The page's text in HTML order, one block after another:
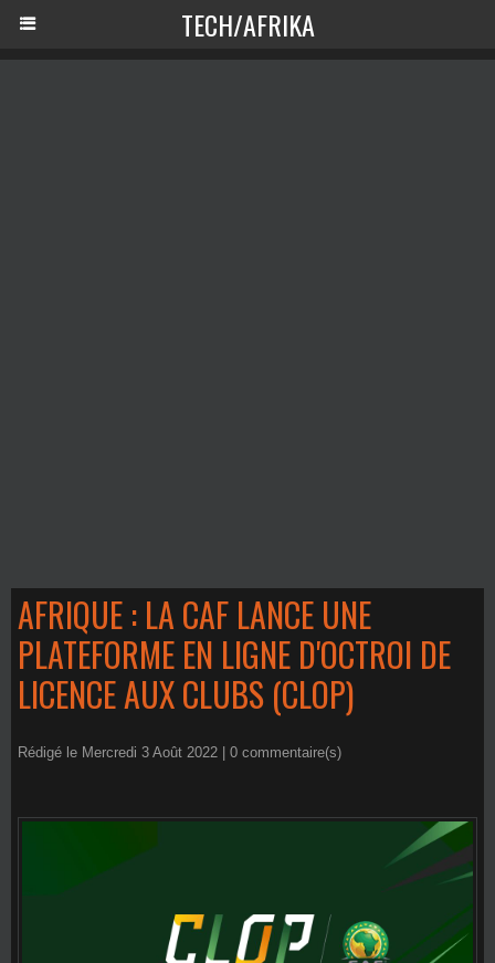
TECH/AFRIKA
AFRIQUE : LA CAF LANCE UNE
PLATEFORME EN LIGNE D'OCTROI DE
LICENCE AUX CLUBS (CLOP)
Rédigé le Mercredi 3 Août 2022 | 0 commentaire(s)